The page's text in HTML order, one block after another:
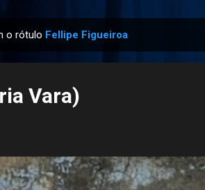
o rótulo Fellipe Figueiroa
Vara)